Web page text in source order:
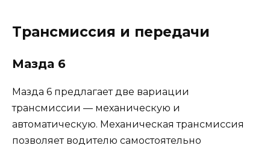
Трансмиссия и передачи
Мазда 6
Мазда 6 предлагает две вариации
трансмиссии — механическую и
автоматическую. Механическая трансмиссия
позволяет водителю самостоятельно